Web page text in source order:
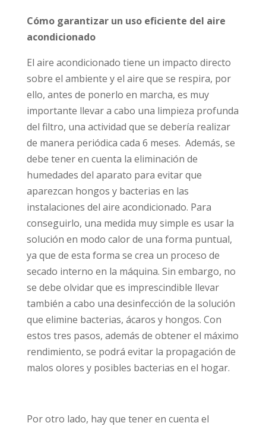
Cómo garantizar un uso eficiente del aire
acondicionado
El aire acondicionado tiene un impacto directo
sobre el ambiente y el aire que se respira, por
ello, antes de ponerlo en marcha, es muy
importante llevar a cabo una limpieza profunda
del filtro, una actividad que se debería realizar
de manera periódica cada 6 meses. Además, se
debe tener en cuenta la eliminación de
humedades del aparato para evitar que
aparezcan hongos y bacterias en las
instalaciones del aire acondicionado. Para
conseguirlo, una medida muy simple es usar la
solución en modo calor de una forma puntual,
ya que de esta forma se crea un proceso de
secado interno en la máquina. Sin embargo, no
se debe olvidar que es imprescindible llevar
también a cabo una desinfección de la solución
que elimine bacterias, ácaros y hongos. Con
estos tres pasos, además de obtener el máximo
rendimiento, se podrá evitar la propagación de
malos olores y posibles bacterias en el hogar.
Por otro lado, hay que tener en cuenta el